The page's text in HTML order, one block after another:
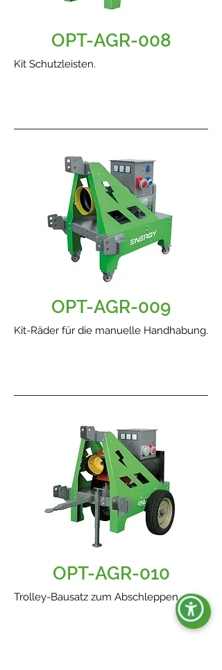
OPT-AGR-008
Kit Schutzleisten.
OPT-AGR-009
Kit-Räder für die manuelle Handhabung.
OPT-AGR-010
Trolley-Bausatz zum Abschleppen.